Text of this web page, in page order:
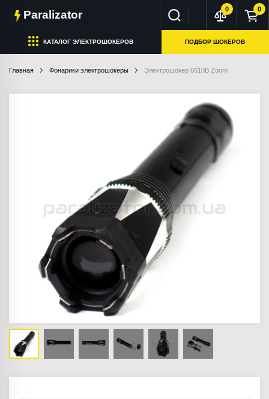
КАТАЛОГ ЭЛЕКТРОШОКЕРОВ ПОДБОР ШОКЕРОВ
Paralizator 0 0
Главная Фонарики электрошокеры Электрошокер 6610B Zoom